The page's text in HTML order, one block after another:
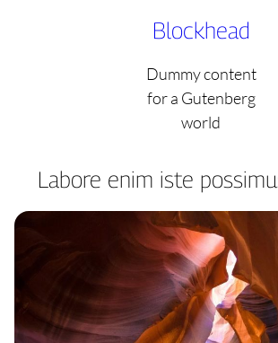
Blockhead
Dummy content
for a Gutenberg
world
Labore enim iste